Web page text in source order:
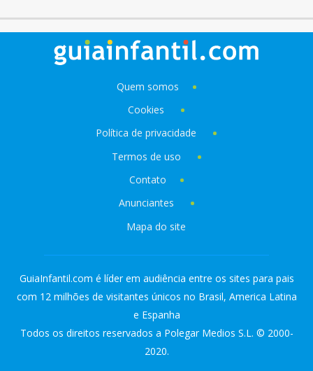
Quem somos
Cookies
Política de privacidade
Termos de uso
Contato
Anunciantes
Mapa do site
GuiaInfantil.com é líder em audiência entre os sites para pais
com 12 milhões de visitantes únicos no Brasil, America Latina
e Espanha
Todos os direitos reservados a Polegar Medios S.L. © 2000-
2020.